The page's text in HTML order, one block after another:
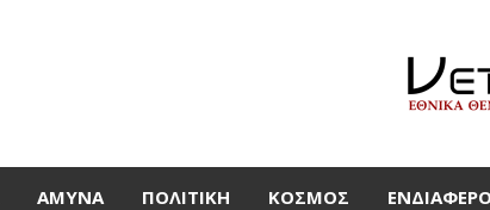
ΆΜΥΝΑ ΠΟΛΙΤΙΚΉ ΚΌΣΜΟΣ